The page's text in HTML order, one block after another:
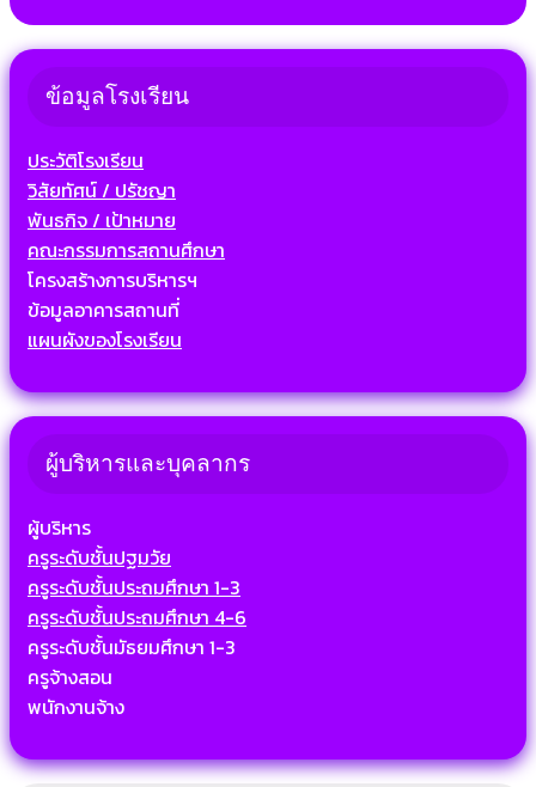
ข้อมูลโรงเรียน
ประวัติโรงเรียน
วิสัยทัศน์ / ปรัชญา
พันธกิจ / เป้าหมาย
คณะกรรมการสถานศึกษา
โครงสร้างการบริหารฯ
ข้อมูลอาคารสถานที่
แผนผังของโรงเรียน
ผู้บริหารและบุคลากร
ผู้บริหาร
ครูระดับชั้นปฐมวัย
ครูระดับชั้นประถมศึกษา 1-3
ครูระดับชั้นประถมศึกษา 4-6
ครูระดับชั้นมัธยมศึกษา 1-3
ครูจ้างสอน
พนักงานจ้าง